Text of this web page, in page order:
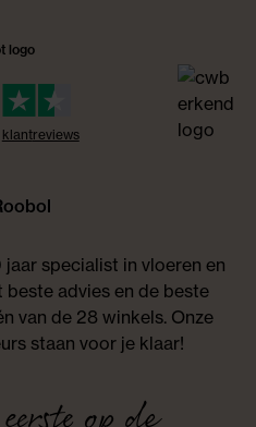
specialist in vloeren en
advies en de beste
van de 28 winkels. Onze
staan voor je klaar!
klantreviews